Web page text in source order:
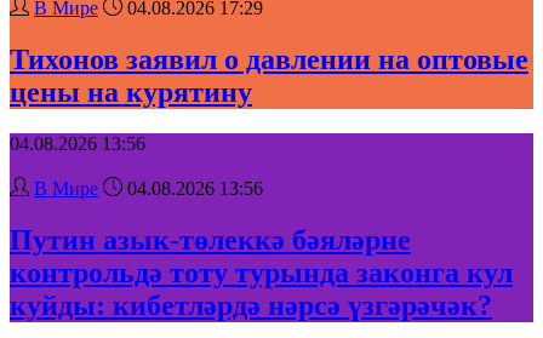
В Мире 04.08.2026 17:29
Тихонов заявил о давлении на оптовые
цены на курятину
04.08.2026 13:56
В Мире 04.08.2026 13:56
Путин азык-төлеккә бәяләрне
контрольдә тоту турында законга кул
куйды: кибетләрдә нәрсә үзгәрәчәк?